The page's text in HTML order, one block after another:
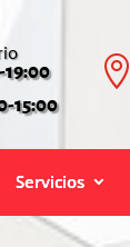
19:00
15:00

Servicios